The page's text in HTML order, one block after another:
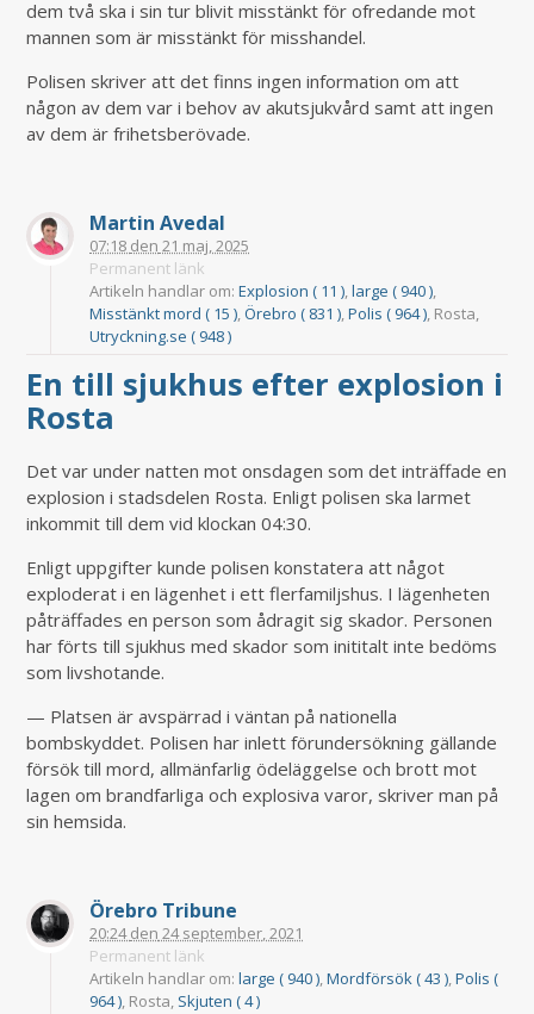
dem två ska i sin tur blivit misstänkt för ofredande mot
mannen som är misstänkt för misshandel.
Polisen skriver att det finns ingen information om att
någon av dem var i behov av akutsjukvård samt att ingen
av dem är frihetsberövade.
Martin Avedal
07:18 den 21 maj, 2025
Permanent länk
Artikeln handlar om:Explosion ( 11 ),large ( 940 ),
Misstänkt mord ( 15 ),Örebro ( 831 ),Polis ( 964 ), Rosta,
Utryckning.se ( 948 )
En till sjukhus efter explosion i
Rosta
Det var under natten mot onsdagen som det inträffade en
explosion i stadsdelen Rosta. Enligt polisen ska larmet
inkommit till dem vid klockan 04:30.
Enligt uppgifter kunde polisen konstatera att något
exploderat i en lägenhet i ett flerfamiljshus. I lägenheten
påträffades en person som ådragit sig skador. Personen
har förts till sjukhus med skador som inititalt inte bedöms
som livshotande.
— Platsen är avspärrad i väntan på nationella
bombskyddet. Polisen har inlett förundersökning gällande
försök till mord, allmänfarlig ödeläggelse och brott mot
lagen om brandfarliga och explosiva varor, skriver man på
sin hemsida.
Örebro Tribune
20:24den 24 september, 2021
Permanent länk
Artikeln handlar om:large ( 940 ),Mordförsök ( 43 ),Polis (
964 ), Rosta, Skjuten ( 4 )